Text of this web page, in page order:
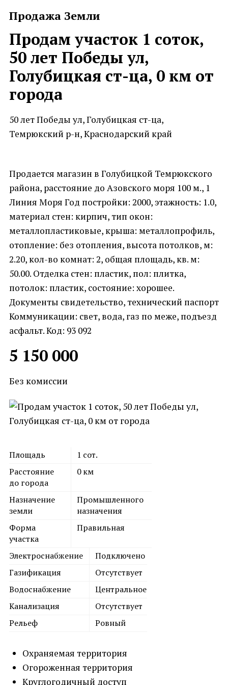
Продажа Земли
Продам участок 1 соток,
50 лет Победы ул,
Голубицкая ст-ца, 0 км от
города
50 лет Победы ул, Голубицкая ст-ца,
Темрюкский р-н, Краснодарский край
Продается магазин в Голубицкой Темрюкского
района, расстояние до Азовского моря 100 м., 1
Линия Моря Год постройки: 2000, этажность: 1.0,
материал стен: кирпич, тип окон:
металлопластиковые, крыша: металлопрофиль,
отопление: без отопления, высота потолков, м:
2.20, кол-во комнат: 2, общая площадь, кв. м:
50.00. Отделка стен: пластик, пол: плитка,
потолок: пластик, состояние: хорошее.
Документы свидетельство, технический паспорт
Коммуникации: свет, вода, газ по меже, подъезд
асфальт. Код: 93 092
5 150 000
Без комиссии
Площадь 1 сот.
Расстояние
до города
0км
Назначение
земли
Промышленного
назначения
Форма
участка
Правильная
Электроснабжение
Подключено
Газификация
Отсутствует
Водоснабжение
Центральное
Канализация
Отсутствует
Рельеф
Ровный
Охраняемая территория
Огороженная территория
Круглогодичный доступ